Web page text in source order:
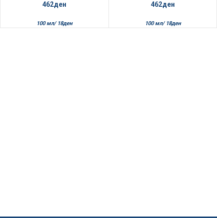
462ден
100 мл/ 18ден
462ден
100 мл/ 18ден